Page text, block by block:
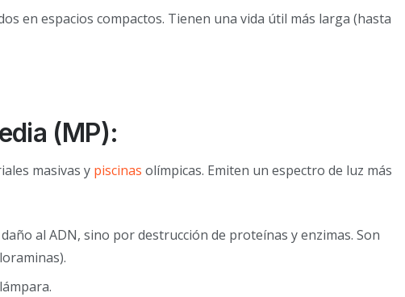
en espacios compactos. Tienen una vida útil más larga (hasta
(MP):
masivas y piscinas olímpicas. Emiten un espectro de luz más
al ADN, sino por destrucción de proteínas y enzimas. Son